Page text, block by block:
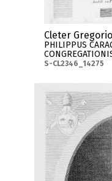
Cleter Gregorio
PHILIPPUS
S-CL2346_14275